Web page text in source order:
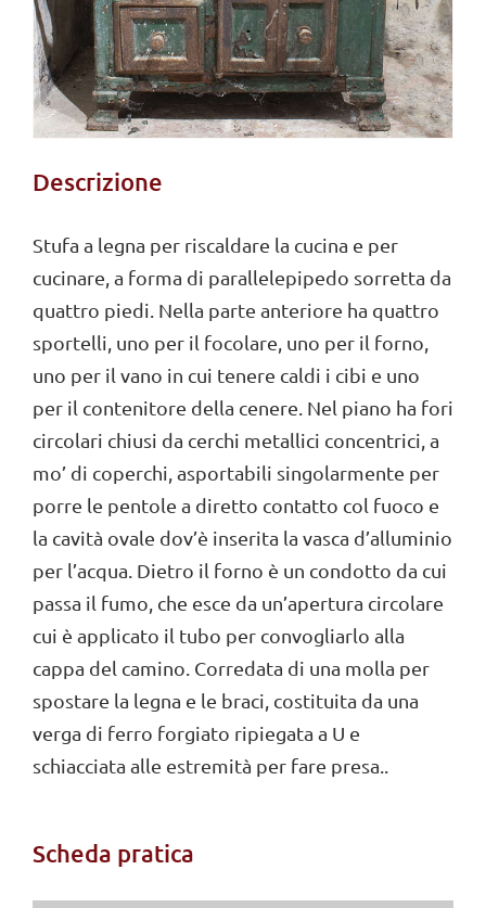
Descrizione
Stufa a legna per riscaldare la cucina e per
cucinare, a forma di parallelepipedo sorretta da
quattro piedi. Nella parte anteriore ha quattro
sportelli, uno per il focolare, uno per il forno,
uno per il vano in cui tenere caldi i cibi e uno
per il contenitore della cenere. Nel piano ha fori
circolari chiusi da cerchi metallici concentrici, a
mo’ di coperchi, asportabili singolarmente per
porre le pentole a diretto contatto col fuoco e
la cavità ovale dov’è inserita la vasca d’alluminio
per l’acqua. Dietro il forno è un condotto da cui
passa il fumo, che esce da un’apertura circolare
cui è applicato il tubo per convogliarlo alla
cappa del camino. Corredata di una molla per
spostare la legna e le braci, costituita da una
verga di ferro forgiato ripiegata a U e
schiacciata alle estremità per fare presa..
Scheda pratica